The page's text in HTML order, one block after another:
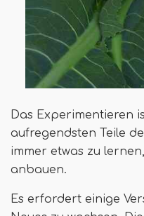
Das Experimentieren
aufregendsten Teile
immer etwas zu
anbauen.
Es erfordert einige